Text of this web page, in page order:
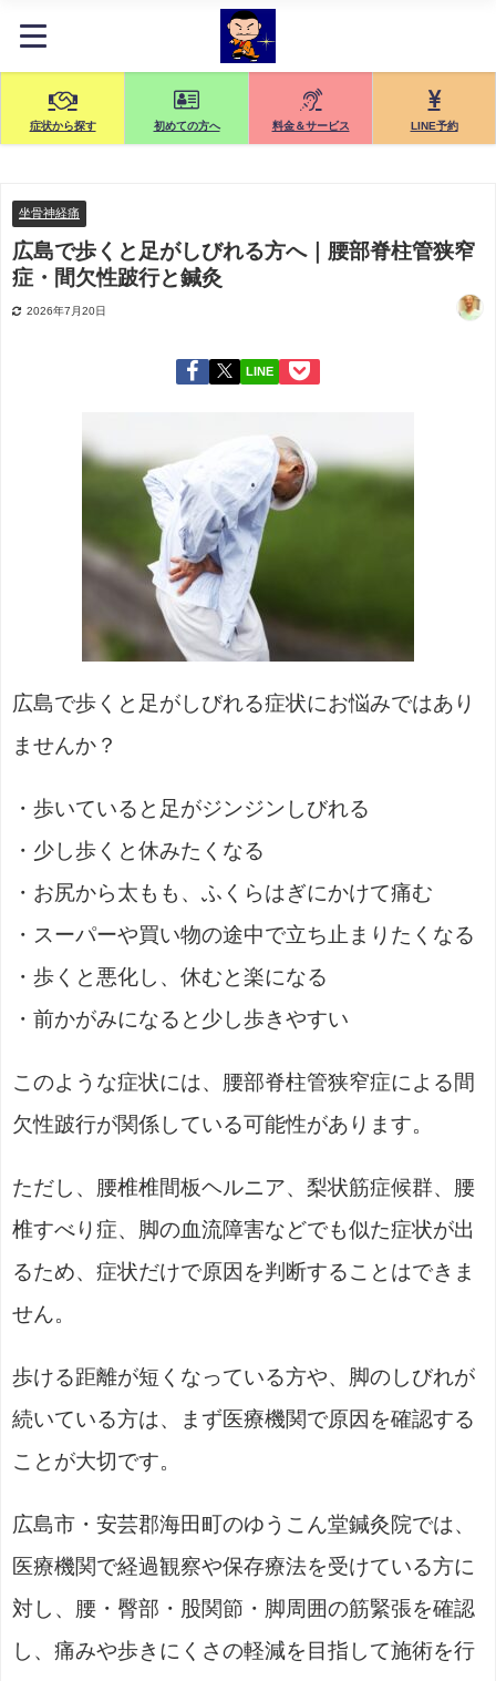
症状から探す 初めての方へ 料金＆サービス LINE予約
坐骨神経痛
広島で歩くと足がしびれる方へ｜腰部脊柱管狭窄
症・間欠性跛行と鍼灸
2026年7月20日
LINE
広島で歩くと足がしびれる症状にお悩みではあり
ませんか？
・歩いていると足がジンジンしびれる
・少し歩くと休みたくなる
・お尻から太もも、ふくらはぎにかけて痛む
・スーパーや買い物の途中で立ち止まりたくなる
・歩くと悪化し、休むと楽になる
・前かがみになると少し歩きやすい
このような症状には、腰部脊柱管狭窄症による間
欠性跛行が関係している可能性があります。
ただし、腰椎椎間板ヘルニア、梨状筋症候群、腰
椎すべり症、脚の血流障害などでも似た症状が出
るため、症状だけで原因を判断することはできま
せん。
歩ける距離が短くなっている方や、脚のしびれが
続いている方は、まず医療機関で原因を確認する
ことが大切です。
広島市・安芸郡海田町のゆうこん堂鍼灸院では、
医療機関で経過観察や保存療法を受けている方に
対し、腰・臀部・股関節・脚周囲の筋緊張を確認
し、痛みや歩きにくさの軽減を目指して施術を行